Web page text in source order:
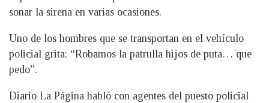
sonar la sirena en varias ocasiones.
Uno de los hombres que se transportan en el vehículo
policial grita: “Robamos la patrulla hijos de puta… que
pedo”.
Diario La Página habló con agentes del puesto policial